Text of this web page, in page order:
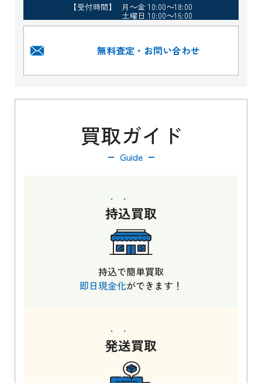
【受付時間】 月～金 10:00～18:00
土曜日 10:00～16:00
無料査定・お問い合わせ
買取ガイド
Guide
持込買取
持込で簡単買取
即日現金化ができます！
発送買取